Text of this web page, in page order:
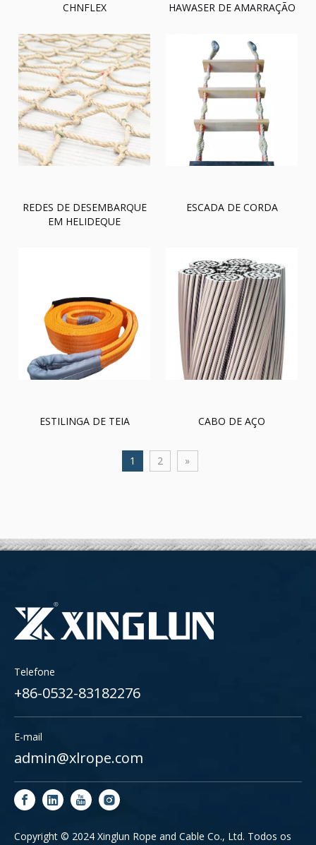
CHNFLEX HAWASER DE AMARRAÇÃO
REDES DE DESEMBARQUE
EM HELIDEQUE
ESCADA DE CORDA
ESTILINGA DE TEIA CABO DE AÇO
1 2 »
Telefone
+86-0532-83182276
E-mail
admin@xlrope.com
Copyright © 2024 Xinglun Rope and Cable Co., Ltd. Todos os